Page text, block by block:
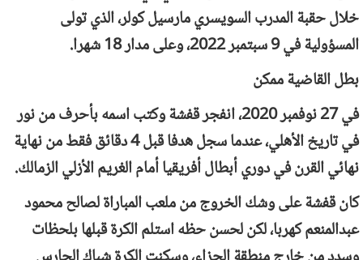
خلال حقبة المدرب السويسري مارسيل كولر، الذي تولى
المسؤولية في 9 سبتمبر 2022، وعلى مدار 18 شهرا.
بطل القاضية ممكن
في 27 نوفمبر 2020، انفجر قفشة وكتب اسمه بأحرف من نور
في تاريخ الأهلي، عندما سجل هدفا قبل 4 دقائق فقط من نهاية
نهائي القرن في دوري أبطال أفريقيا أمام الغريم الأزلي الزمالك.
كان قفشة على وشك الخروج من ملعب المباراة لصالح محمود
عبدالمنعم كهربا، لكن لحسن حظه استلم الكرة قبلها بلحظات